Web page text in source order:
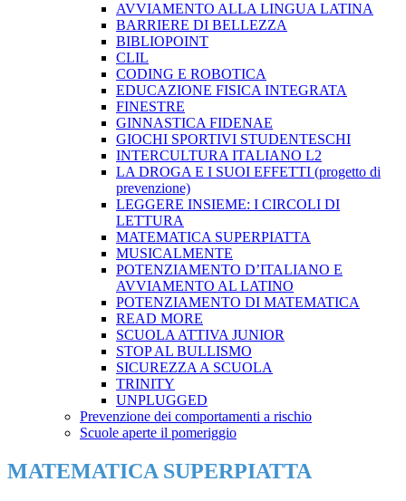
AVVIAMENTO ALLA LINGUA LATINA
BARRIERE DI BELLEZZA
BIBLIOPOINT
CLIL
CODING E ROBOTICA
EDUCAZIONE FISICA INTEGRATA
FINESTRE
GINNASTICA FIDENAE
GIOCHI SPORTIVI STUDENTESCHI
INTERCULTURA ITALIANO L2
LA DROGA E I SUOI EFFETTI (progetto di
prevenzione)
LEGGERE INSIEME: I CIRCOLI DI
LETTURA
MATEMATICA SUPERPIATTA
MUSICALMENTE
POTENZIAMENTO D’ITALIANO E
AVVIAMENTO AL LATINO
POTENZIAMENTO DI MATEMATICA
READ MORE
SCUOLA ATTIVA JUNIOR
STOP AL BULLISMO
SICUREZZA A SCUOLA
TRINITY
UNPLUGGED
Prevenzione dei comportamenti a rischio
Scuole aperte il pomeriggio
MATEMATICA SUPERPIATTA